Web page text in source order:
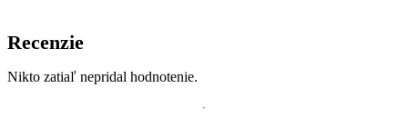
Recenzie
Nikto zatiaľ nepridal hodnotenie.